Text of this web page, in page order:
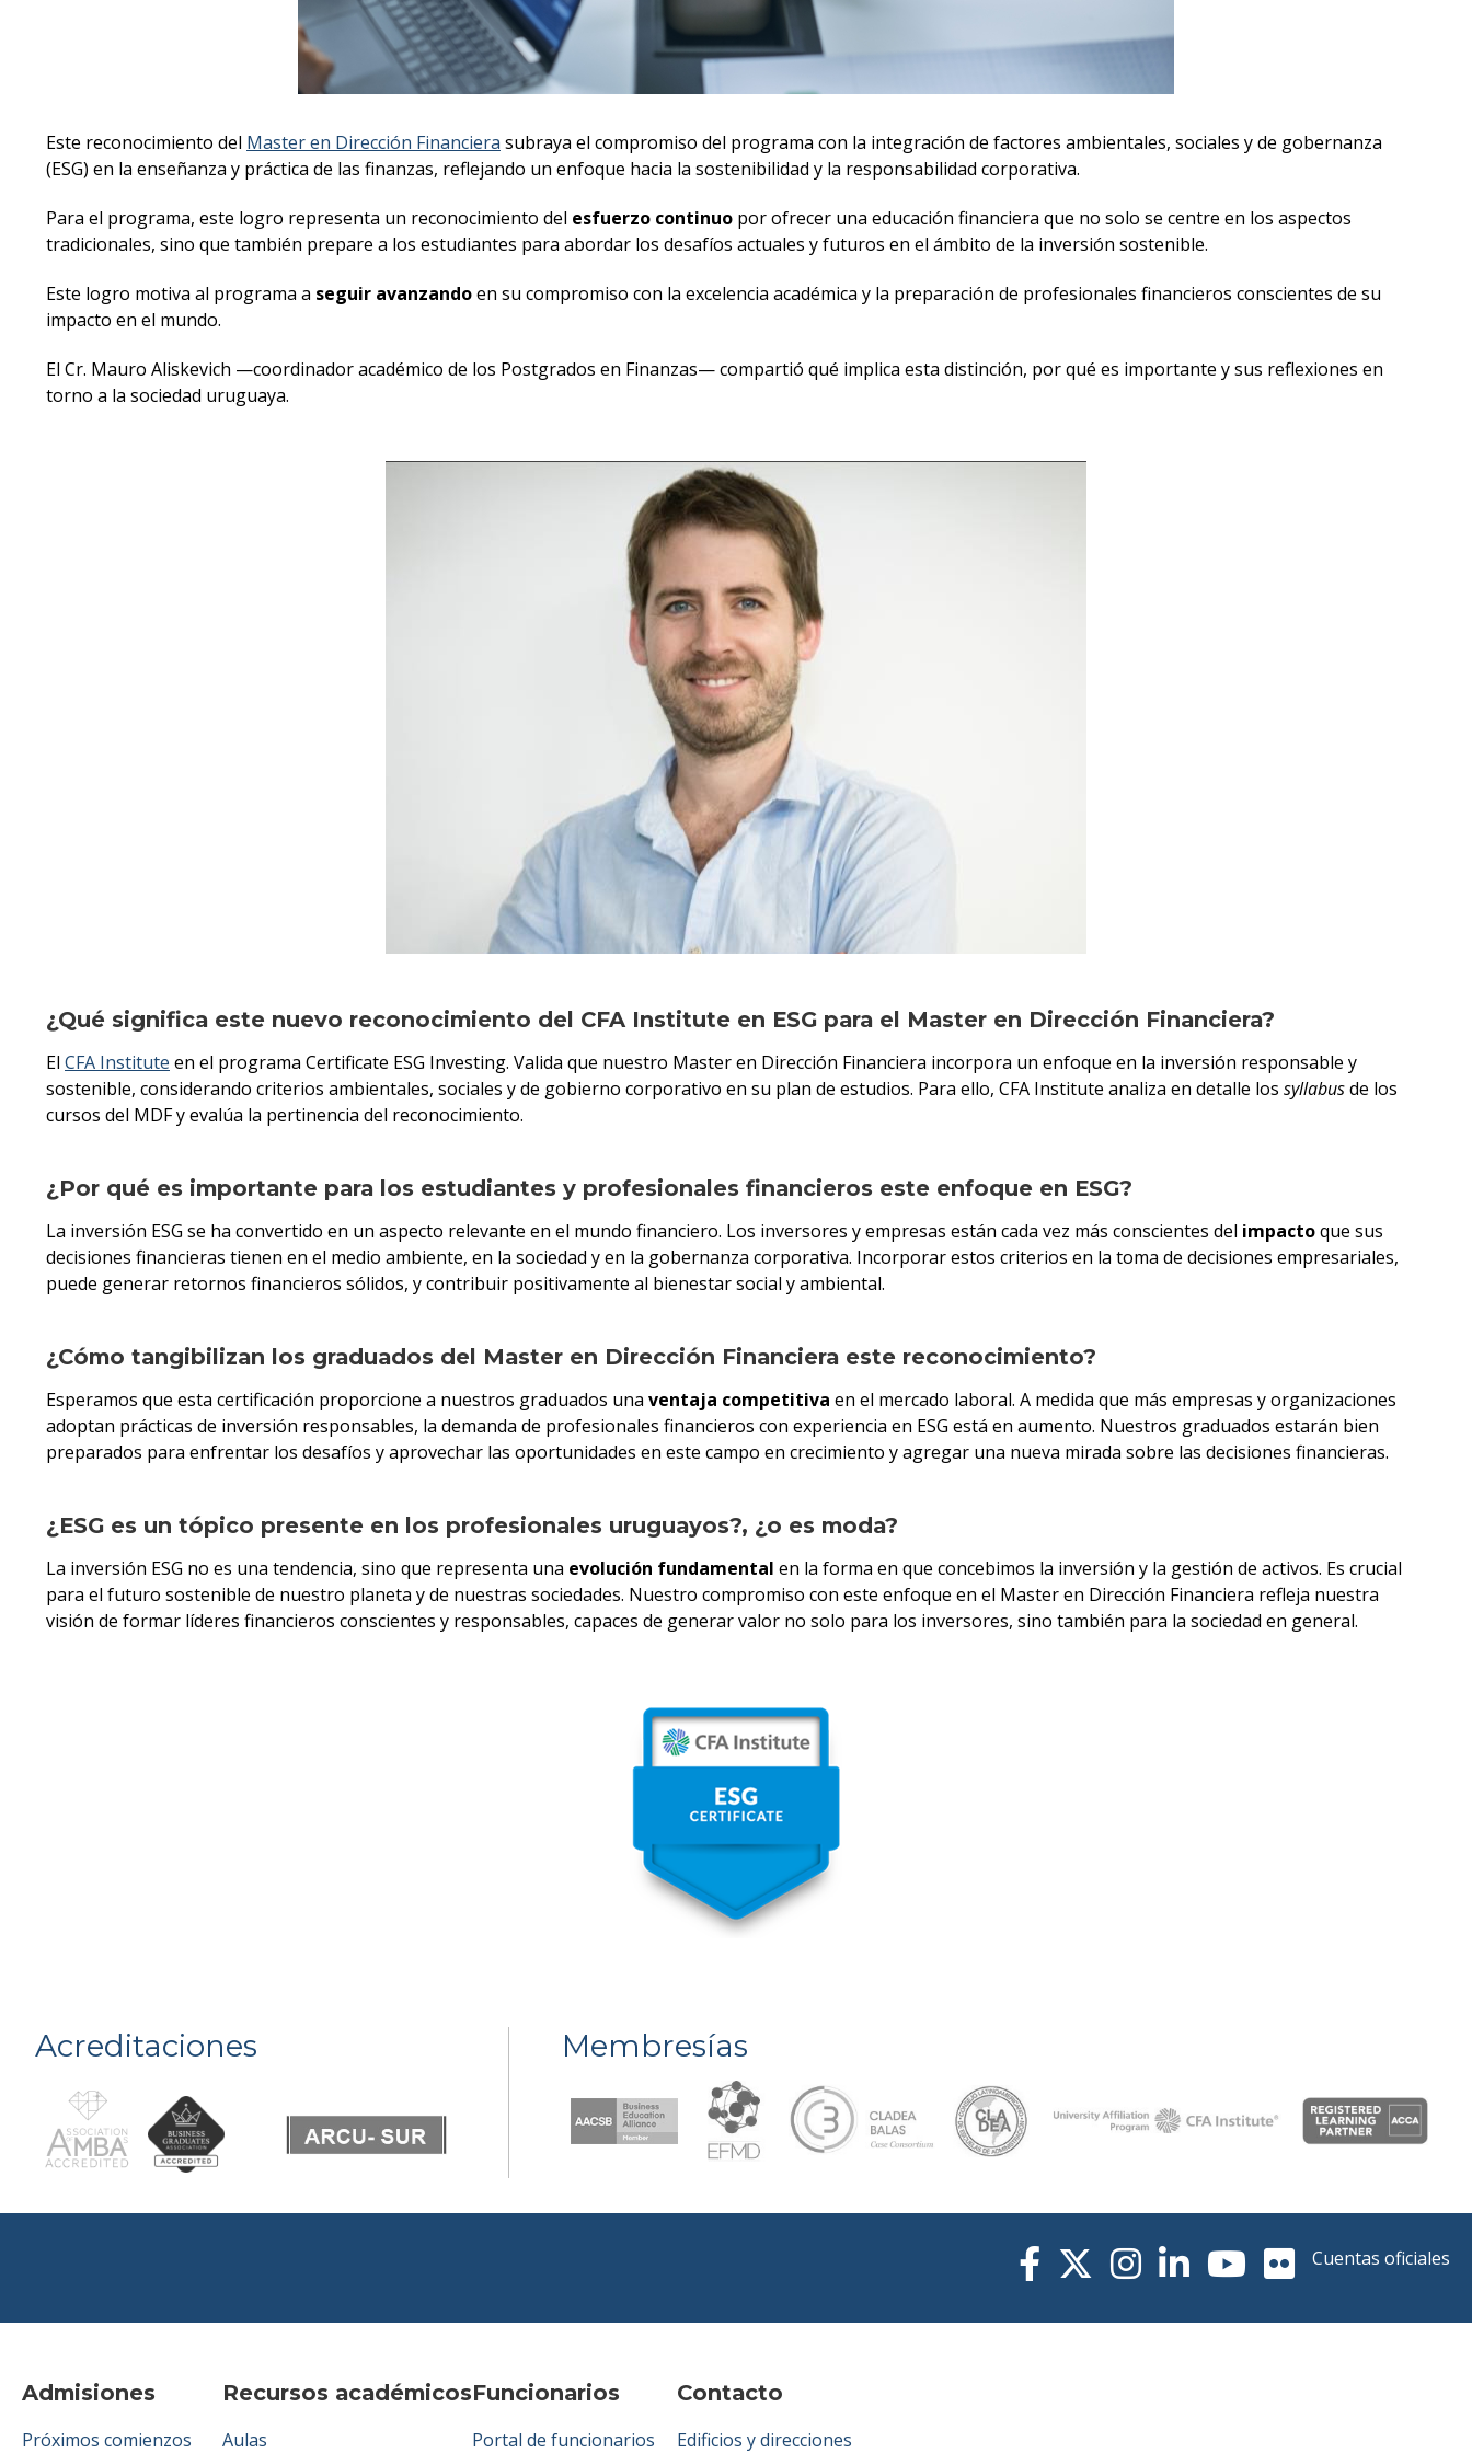
Este reconocimiento del Master en Dirección Financiera subraya el compromiso del programa con la integración de factores ambientales, sociales y de gobernanza
(ESG) en la enseñanza y práctica de las finanzas, reflejando un enfoque hacia la sostenibilidad y la responsabilidad corporativa.
Para el programa, este logro representa un reconocimiento del esfuerzo continuo por ofrecer una educación financiera que no solo se centre en los aspectos
tradicionales, sino que también prepare a los estudiantes para abordar los desafíos actuales y futuros en el ámbito de la inversión sostenible.
Este logro motiva al programa a seguir avanzandoen su compromiso con la excelencia académica y la preparación de profesionales financieros conscientes de su
impacto en el mundo.
El Cr. Mauro Aliskevich —coordinador académico de los Postgrados en Finanzas— compartió qué implica esta distinción, por qué es importante y sus reflexiones en
torno a la sociedad uruguaya.
¿Qué significa este nuevo reconocimiento del CFA Institute en ESG para el Master en Dirección Financiera?
El CFA Institute en el programa Certificate ESG Investing. Valida que nuestro Master en Dirección Financiera incorpora un enfoque en la inversión responsable y
sostenible, considerando criterios ambientales, sociales y de gobierno corporativo en su plan de estudios. Para ello, CFA Institute analiza en detalle los syllabusde los
cursos del MDF y evalúa la pertinencia del reconocimiento.
¿Por qué es importante para los estudiantes y profesionales financieros este enfoque en ESG?
La inversión ESG se ha convertido en un aspecto relevante en el mundo financiero. Los inversores y empresas están cada vez más conscientes del impactoque sus
decisiones financieras tienen en el medio ambiente, en la sociedad y en la gobernanza corporativa. Incorporar estos criterios en la toma de decisiones empresariales,
puede generar retornos financieros sólidos, y contribuir positivamente al bienestar social y ambiental.
¿Cómo tangibilizan los graduados del Master en Dirección Financiera este reconocimiento?
Esperamos que esta certificación proporcione a nuestros graduados una ventaja competitiva en el mercado laboral. A medida que más empresas y organizaciones
adoptan prácticas de inversión responsables, la demanda de profesionales financieros con experiencia en ESG está en aumento. Nuestros graduados estarán bien
preparados para enfrentar los desafíos y aprovechar las oportunidades en este campo en crecimiento y agregar una nueva mirada sobre las decisiones financieras.
¿ESG es un tópico presente en los profesionales uruguayos?, ¿o es moda?
La inversión ESG no es una tendencia, sino que representa una evolución fundamental en la forma en que concebimos la inversión y la gestión de activos. Es crucial
para el futuro sostenible de nuestro planeta y de nuestras sociedades. Nuestro compromiso con este enfoque en el Master en Dirección Financiera refleja nuestra
visión de formar líderes financieros conscientes y responsables, capaces de generar valor no solo para los inversores, sino también para la sociedad en general.
Acreditaciones Membresías
Admisiones
Próximos comienzos
Recursos académicos
Aulas
Funcionarios
Portal de funcionarios
Contacto
Edificios y direcciones
Cuentas oficiales